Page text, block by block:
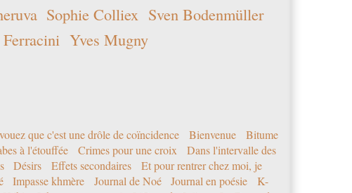
Sophie Colliex Sven Bodenmüller
Yves Mugny
que c'est une drôle de coïncidence Bienvenue
Bitume
à l'étouffée Crimes pour une croix
Dans l'intervalle des
Désirs Effets secondaires
Et pour rentrer chez moi, je
Impasse khmère Journal de Noé Journal en poésie
K-